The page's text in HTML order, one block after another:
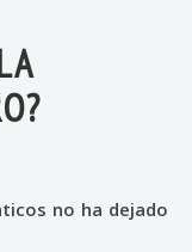
no ha dejado